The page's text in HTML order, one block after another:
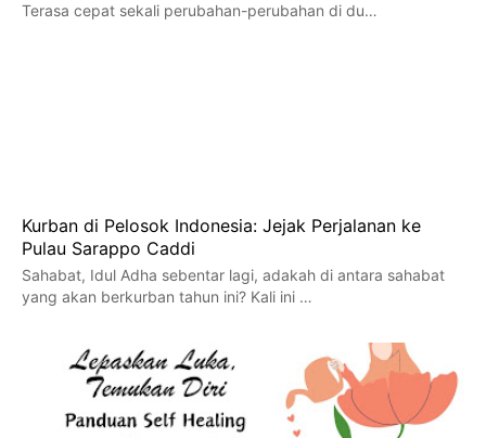
Terasa cepat sekali perubahan-perubahan di du…
Kurban di Pelosok Indonesia: Jejak Perjalanan ke
Pulau Sarappo Caddi
Sahabat, Idul Adha sebentar lagi, adakah di antara sahabat
yang akan berkurban tahun ini? Kali ini …